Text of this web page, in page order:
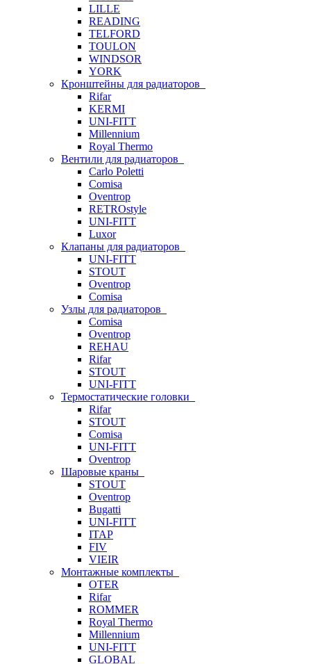
LILLE
READING
TELFORD
TOULON
WINDSOR
YORK
Кронштейны для радиаторов
Rifar
KERMI
UNI-FITT
Millennium
Royal Thermo
Вентили для радиаторов
Carlo Poletti
Comisa
Oventrop
RETROstyle
UNI-FITT
Luxor
Клапаны для радиаторов
UNI-FITT
STOUT
Oventrop
Comisa
Узлы для радиаторов
Comisa
Oventrop
REHAU
Rifar
STOUT
UNI-FITT
Термостатические головки
Rifar
STOUT
Comisa
UNI-FITT
Oventrop
Шаровые краны
STOUT
Oventrop
Bugatti
UNI-FITT
ITAP
FIV
VIEIR
Монтажные комплекты
OTER
Rifar
ROMMER
Royal Thermo
Millennium
UNI-FITT
GLOBAL